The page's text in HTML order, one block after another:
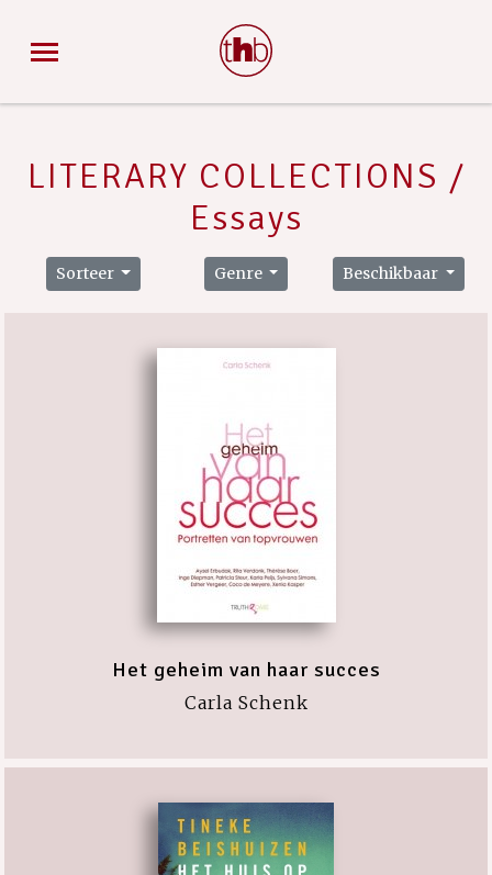
LITERARY COLLECTIONS /
Essays
Sorteer Genre Beschikbaar
Het geheim van haar succes
Carla Schenk